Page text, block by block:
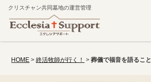
クリスチャン共同墓地の運営管理
HOME >終活牧師が行く！ >葬儀で福音を語ること